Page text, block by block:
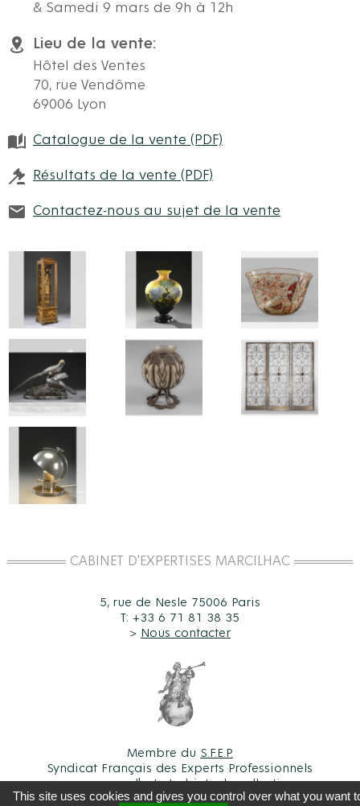
& Samedi 9 mars de 9h à 12h
Lieu de la vente:
Hôtel des Ventes
70, rue Vendôme
69006 Lyon
Catalogue de la vente (PDF)
Résultats de la vente (PDF)
Contactez-nous au sujet de la vente
CABINET D'EXPERTISES MARCILHAC
5, rue de Nesle 75006 Paris
T: +33 6 71 81 38 35
> Nous contacter
Membre du S.F.E.P.
Syndicat Français des Experts Professionnels
en œuvres d'art et objets de collection
This site uses cookies and gives you control over what you want